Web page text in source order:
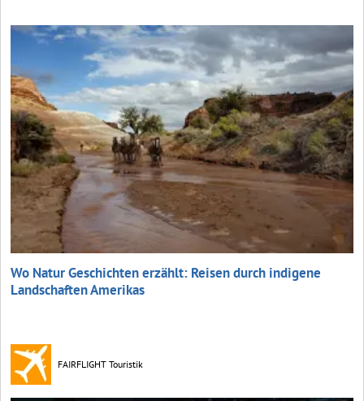
Wo Natur Geschichten erzählt: Reisen durch indigene
Landschaften Amerikas
FAIRFLIGHT Touristik